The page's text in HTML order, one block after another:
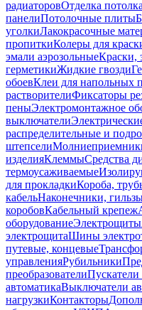
радиаторовОтделка потолка
панелиПотолочные плиты
уголкиЛакокрасочные
пропиткиКолеры для
эмали аэрозольныеКраски,
герметикиЖидкие гвозди
обоевКлеи для напольных
растворителиФиксаторы
пеныЭлектромонтажное
выключатели
распределительные и
штепсели
изделияКлеммыСредства
термоусаживаемые
для прокладкиКороба,
кабельНаконечники,
коробовКабельный крепеж
оборудованиеЭлектрощиты
электрощитаШины
путевые, концевые
управленияРубильники
преобразователи
автоматикаВыключатели
нагрузкиКонтакторы